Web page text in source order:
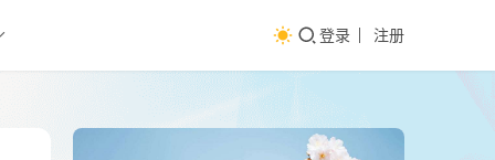
登录 注册